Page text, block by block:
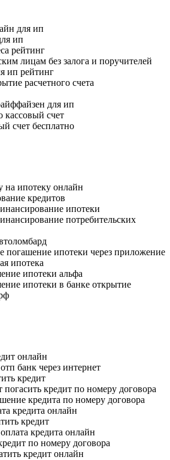
для ип
ип
рейтинг
лицам без залога и поручителей
ип рейтинг
расчетного счета
для ип
кассовый счет
счет бесплатно
на ипотеку онлайн
кредитов
ипотеки
потребительских
погашение ипотеки через приложение
ипотека
ипотеки альфа
ипотеки в банке открытие
онлайн
банк через интернет
кредит
погасить кредит по номеру договора
кредита по номеру договора
кредита онлайн
кредит
кредита онлайн
по номеру договора
кредит онлайн